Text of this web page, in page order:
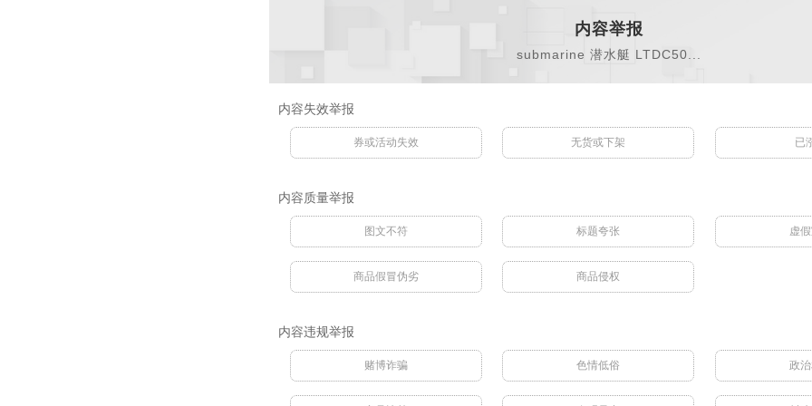
内容举报
submarine 潜水艇 LTDC50...
内容失效举报
券或活动失效 无货或下架 已
内容质量举报
图文不符 标题夸张 虚
商品假冒伪劣 商品侵权
内容违规举报
赌博诈骗 色情低俗 政